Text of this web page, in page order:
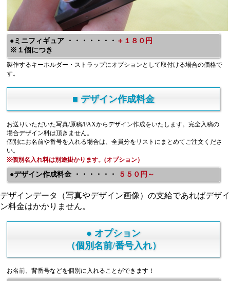
●ミニフィギュア ・・・・・・・ ＋１８０円
※１個につき
製作するキーホルダー・ストラップにオプションとして取付ける場合の価格で
す。
■ デザイン作成料金
お送りいただいた写真/原稿/FAXからデザイン作成をいたします。完全入稿の
場合デザイン料は頂きません。
個別にお名前や番号を入れる場合は、全員分をリストにまとめてご注文くださ
い。
※個別名入れ料は別途掛かります。(オプション）
●デザイン作成料金 ・・・・・・ ５５０円～
デザインデータ（写真やデザイン画像）の支給であればデザイ
ン料金はかかりません。
● オプション
（個別名前/番号入れ）
お名前、背番号などを個別に入れることができます！